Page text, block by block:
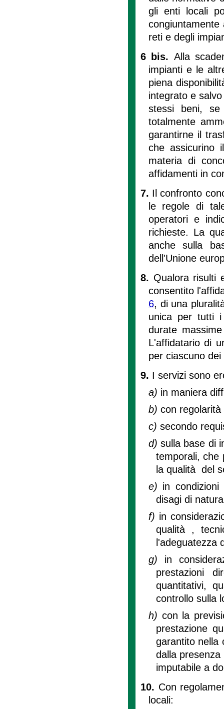
gli enti locali
reti e degli
6 bis. Alla
impianti e le
piena
integrato e
stessi beni, se
totalmente
garantirne il
che assicurino
materia di
affidamenti in
7. Il confronto
le regole di
operatori e
richieste. La
anche sulla
dell'Unione
8. Qualora risulti
consentito
6, di una
unica per tutti i
durate
L'affidatario di
per ciascuno
9. I servizi sono
a) in maniera
b) con
c) secondo
d) sulla base di
temporali, che
la qualità del
e) in
disagi di
f) in
qualità ,
l'adeguatezza
g) in
prestazioni
quantitativi,
controllo sulla
h) con la
prestazione
garantito nella
dalla
imputabile a
10. Con
locali: